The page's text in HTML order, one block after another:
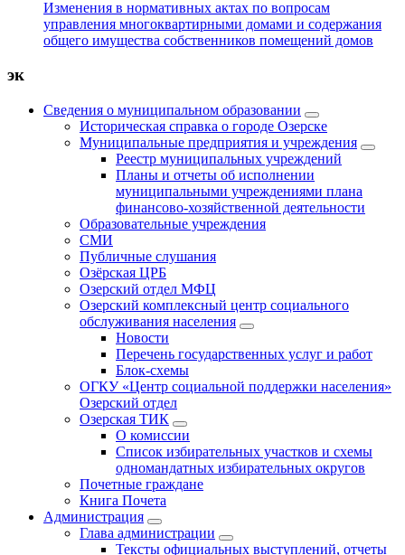
Изменения в нормативных актах по вопросам
управления многоквартирными домами и содержания
общего имущества собственников помещений домов
эк
Сведения о муниципальном образовании
Историческая справка о городе Озерске
Муниципальные предприятия и учреждения
Реестр муниципальных учреждений
Планы и отчеты об исполнении
муниципальными учреждениями плана
финансово-хозяйственной деятельности
Образовательные учреждения
СМИ
Публичные слушания
Озёрская ЦРБ
Озерский отдел МФЦ
Озерский комплексный центр социального
обслуживания населения
Новости
Перечень государственных услуг и работ
Блок-схемы
ОГКУ «Центр социальной поддержки населения»
Озерский отдел
Озерская ТИК
О комиссии
Список избирательных участков и схемы
одномандатных избирательных округов
Почетные граждане
Книга Почета
Администрация
Глава администрации
Тексты официальных выступлений, отчеты